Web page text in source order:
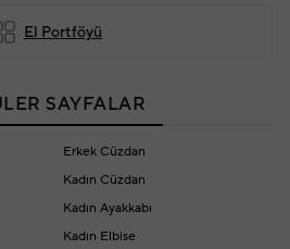
El Portföyü
SAYFALAR
Erkek Cüzdan
Kadın Cüzdan
Kadın Ayakkabı
Kadın Elbise